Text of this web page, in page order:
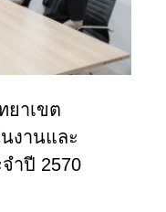
ยาเขต
งานและ
ำปี 2570